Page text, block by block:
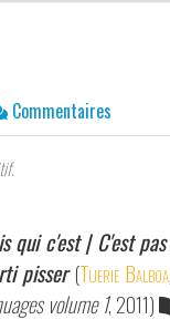
Commentaires
qui c'est | C'est
pisser (Tuerie Balboa
volume 1, 2011)